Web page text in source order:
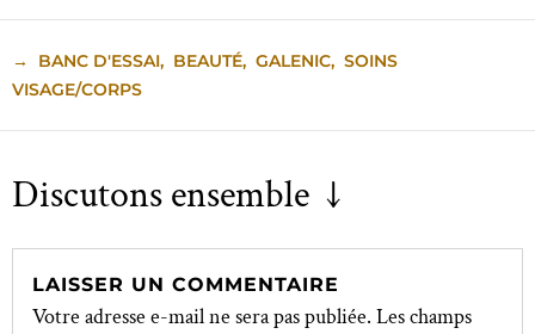
→ BANC D'ESSAI, BEAUTÉ, GALENIC, SOINS
VISAGE/CORPS
Discutons ensemble ↓
LAISSER UN COMMENTAIRE
Votre adresse e-mail ne sera pas publiée. Les champs